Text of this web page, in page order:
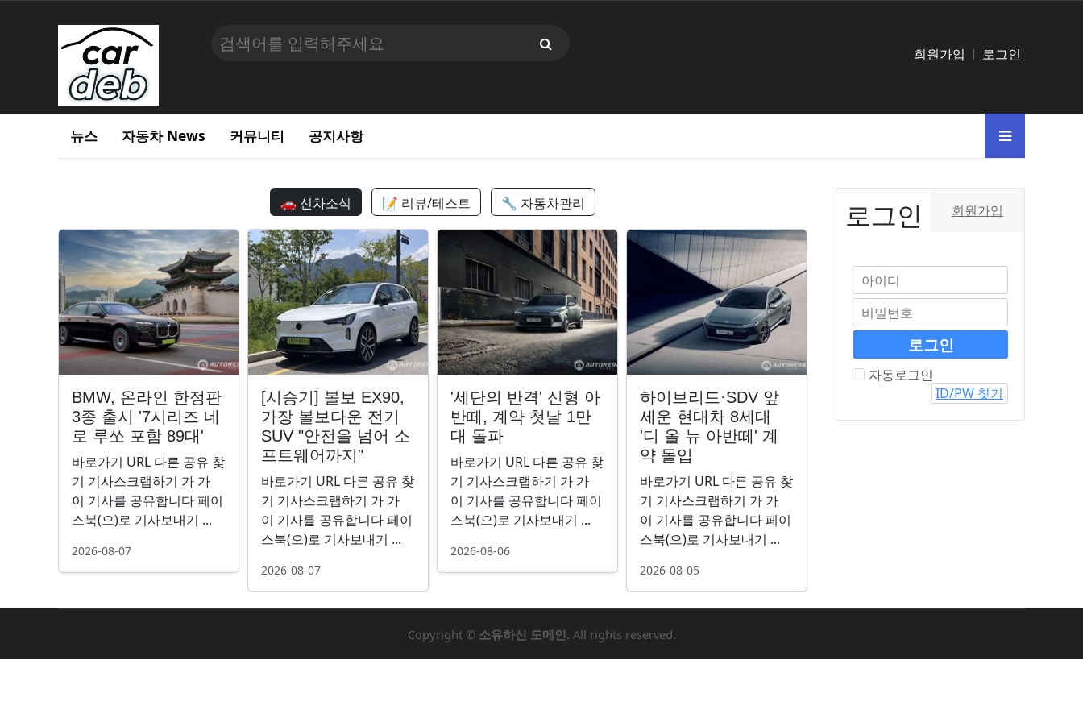
회원가입 로그인
뉴스 자동차 News 커뮤니티 공지사항
🚗 신차소식 📝 리뷰/테스트 🔧 자동차관리
BMW, 온라인 한정판
3종 출시 '7시리즈 네
로 루쏘 포함 89대'
바로가기 URL 다른 공유 찾
기 기사스크랩하기 가 가
이 기사를 공유합니다 페이
스북(으)로 기사보내기 ...
2026-08-07
[시승기] 볼보 EX90,
가장 볼보다운 전기
SUV "안전을 넘어 소
프트웨어까지"
바로가기 URL 다른 공유 찾
기 기사스크랩하기 가 가
이 기사를 공유합니다 페이
스북(으)로 기사보내기 ...
2026-08-07
'세단의 반격' 신형 아
반떼, 계약 첫날 1만
대 돌파
바로가기 URL 다른 공유 찾
기 기사스크랩하기 가 가
이 기사를 공유합니다 페이
스북(으)로 기사보내기 ...
2026-08-06
하이브리드·SDV 앞
세운 현대차 8세대
'디 올 뉴 아반떼' 계
약 돌입
바로가기 URL 다른 공유 찾
기 기사스크랩하기 가 가
이 기사를 공유합니다 페이
스북(으)로 기사보내기 ...
2026-08-05
의도치 않게 드러난
차세대 투싼의 실내...
다" 헤네
로그인 회원가입
자동로그인
ID/PW 찾기
Copyright © 소유하신 도메인. All rights reserved.